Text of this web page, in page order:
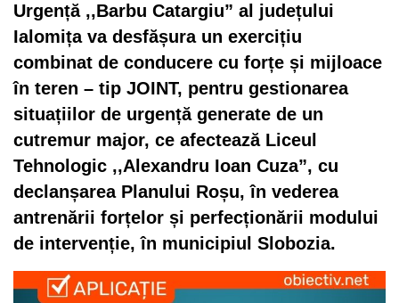
Urgență ,,Barbu Catargiu” al județului
Ialomița va desfășura un exercițiu
combinat de conducere cu forțe și mijloace
în teren – tip JOINT, pentru gestionarea
situațiilor de urgență generate de un
cutremur major, ce afectează Liceul
Tehnologic ,,Alexandru Ioan Cuza”, cu
declanșarea Planului Roșu, în vederea
antrenării forțelor și perfecționării modului
de intervenție, în municipiul Slobozia.